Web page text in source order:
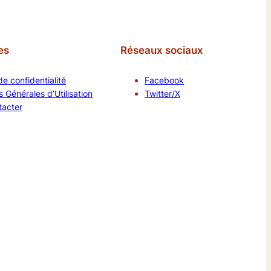
confidentialité
Générales d’Utilisation
Réseaux sociaux
Facebook
Twitter/X